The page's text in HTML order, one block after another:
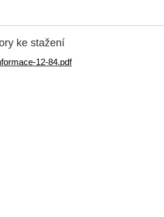
ke stažení
12-84.pdf